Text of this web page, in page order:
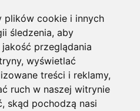
plików cookie i innych
śledzenia, aby
przeglądania
wyświetlać
treści i reklamy,
ruch w naszej witrynie
skąd pochodzą nasi